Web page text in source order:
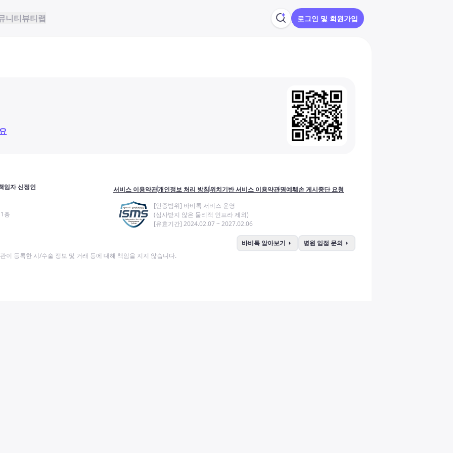
니티뷰티랩 로그인 및 회원가입
임자 신정인
층
서비스 이용약관개인정보 처리 방침위치기반 서비스 이용약관명예훼손 게시중단 요청
[인증범위] 바비톡 서비스 운영
(심사받지 않은 물리적 인프라 제외)
[유효기간] 2024.02.07 ~ 2027.02.06
바비톡 알아보기 arrow_right 병원 입점 문의 arrow_right
이 등록한 시/수술 정보 및 거래 등에 대해 책임을 지지 않습니다.